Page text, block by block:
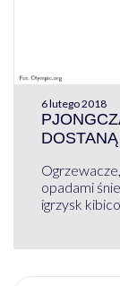
6 lutego 2018
opadami
igrzysk